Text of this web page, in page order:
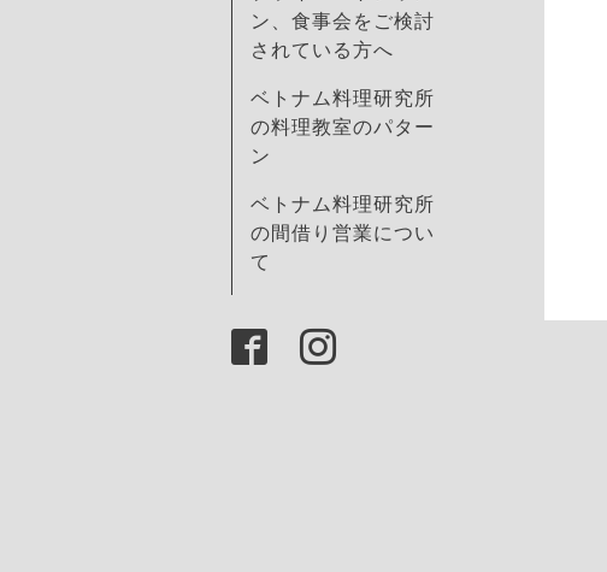
ン、食事会をご検討
されている方へ
ベトナム料理研究所
の料理教室のパター
ン
ベトナム料理研究所
の間借り営業につい
て